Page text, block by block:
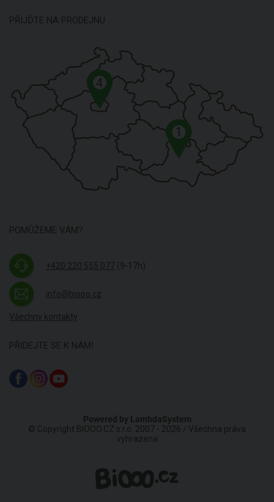
PŘIJĎTE NA PRODEJNU
1
4
POMŮŽEME VÁM?
+420 220 555 077 (9-17h)
info@biooo.cz
Všechny kontakty
PŘIDEJTE SE K NÁM!
Powered by LambdaSystem
© Copyright BIOOO.CZ s.r.o. 2007 - 2026 / Všechna práva
vyhrazena